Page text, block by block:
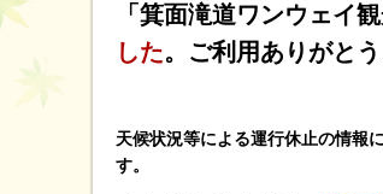
「箕面滝道ワンウェイ
した。 ご利用ありがとう
天候状況等による運行休止の情報
す。